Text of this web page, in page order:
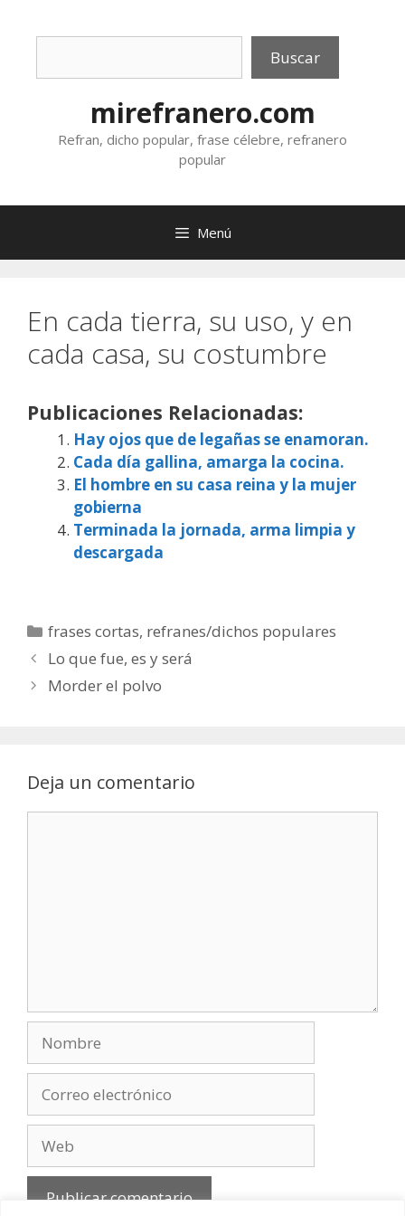
Buscar
mirefranero.com
Refran, dicho popular, frase célebre, refranero
popular
Menú
En cada tierra, su uso, y en
cada casa, su costumbre
Publicaciones Relacionadas:
Hay ojos que de legañas se enamoran.
Cada día gallina, amarga la cocina.
El hombre en su casa reina y la mujer
gobierna
Terminada la jornada, arma limpia y
descargada
Categorías
frases cortas, refranes/dichos populares
Lo que fue, es y será
Morder el polvo
Deja un comentario
electrónico